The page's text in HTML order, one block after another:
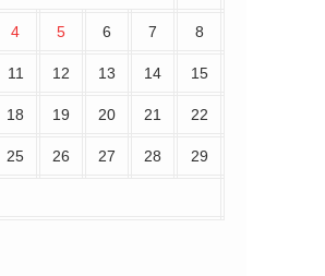
4 5 6 7 8
11 12 13 14 15
18 19 20 21 22
25 26 27 28 29